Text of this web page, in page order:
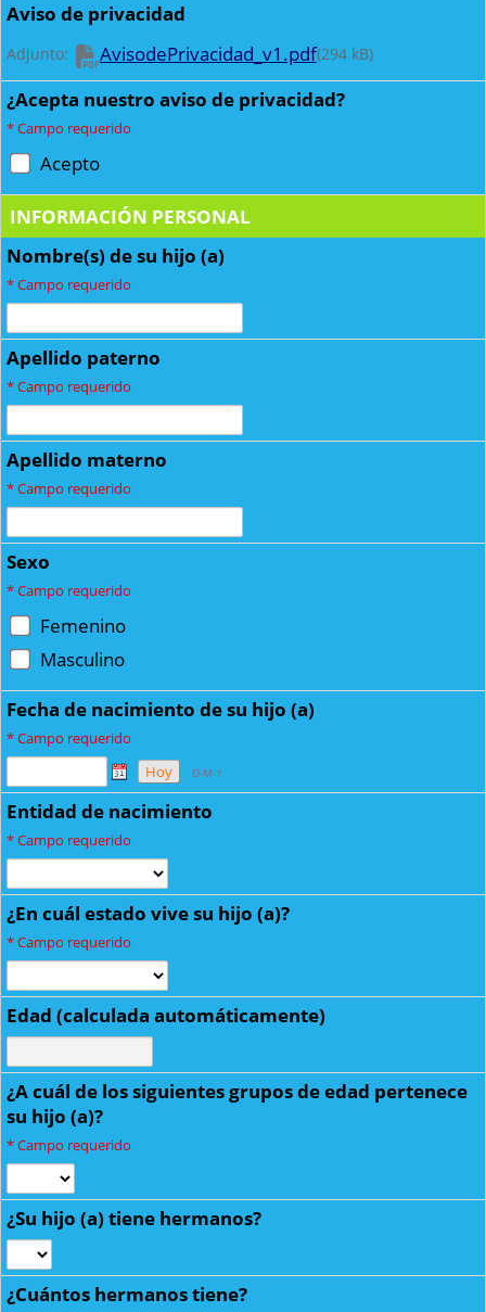
Aviso de privacidad
Adjunto: AvisodePrivacidad_v1.pdf(294kB)
¿Acepta nuestro aviso de privacidad?
*Campo requerido
Acepto
INFORMACIÓN PERSONAL
Nombre(s) de su hijo (a)
*Campo requerido
Apellido paterno
*Campo requerido
Apellido materno
*Campo requerido
Sexo
*Campo requerido
Femenino
Masculino
Fecha de nacimiento de su hijo (a)
*Campo requerido
Hoy
D-M-Y
Entidad de nacimiento
*Campo requerido
¿En cuál estado vive su hijo (a)?
*Campo requerido
Edad (calculada automáticamente)
¿A cuál de los siguientes grupos de edad pertenece
su hijo (a)?
*Campo requerido
¿Su hijo (a) tiene hermanos?
¿Cuántos hermanos tiene?